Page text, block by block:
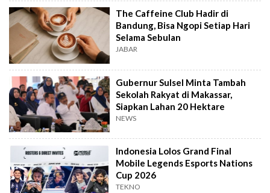
The Caffeine Club Hadir di
Bandung, Bisa Ngopi Setiap Hari
Selama Sebulan
JABAR
Gubernur Sulsel Minta Tambah
Sekolah Rakyat di Makassar,
Siapkan Lahan 20 Hektare
NEWS
Indonesia Lolos Grand Final
Mobile Legends Esports Nations
Cup 2026
TEKNO